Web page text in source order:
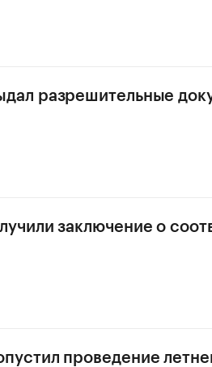
разрешительные
заключение о
проведение